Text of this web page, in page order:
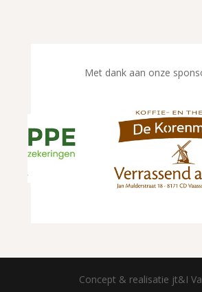
Met dank aan onze
Concept & realisatie jt&I